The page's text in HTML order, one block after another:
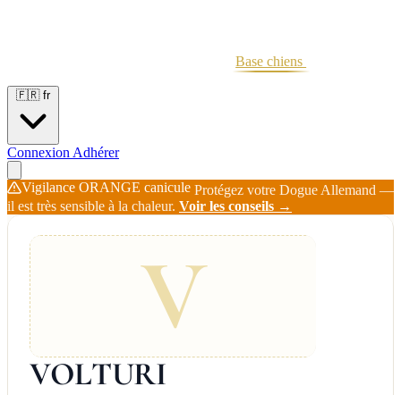
Base chiens
🇫🇷 fr
Connexion Adhérer
Vigilance ORANGE canicule Protégez votre Dogue Allemand —
il est très sensible à la chaleur. Voir les conseils →
V
VOLTURI